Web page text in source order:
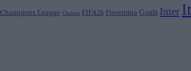
Champions League Chelsea FIFA26 Fiorentina Goals Inter